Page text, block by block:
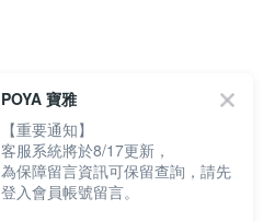
POYA 寶雅
【重要通知】
客服系統將於8/17更新，
為保障留言資訊可保留查詢，請先
登入會員帳號留言。